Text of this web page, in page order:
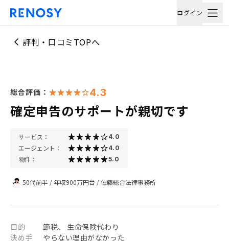
ログイン
評判・口コミTOPへ
総合評価： 4.3
確定申告のサポートが親切です
サービス： 4.0
エージェント： 4.0
物件： 5.0
50代前半 / 年収900万円台 /佐藤総合法律事務所
目的
節税、 生命保険代わり
決め手
やらない理由がなかった